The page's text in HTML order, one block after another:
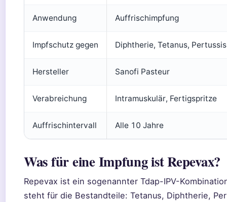
Anwendung Auffrischimpfung
Impfschutz gegen Diphtherie, Tetanus,
Hersteller Sanofi Pasteur
Verabreichung Intramuskulär, Fertigspritze
Auffrischintervall Alle 10 Jahre
Was für eine Impfung ist Repevax?
Repevax ist ein sogenannter Tdap-IPV-
steht für die Bestandteile: Tetanus, Diphtherie,